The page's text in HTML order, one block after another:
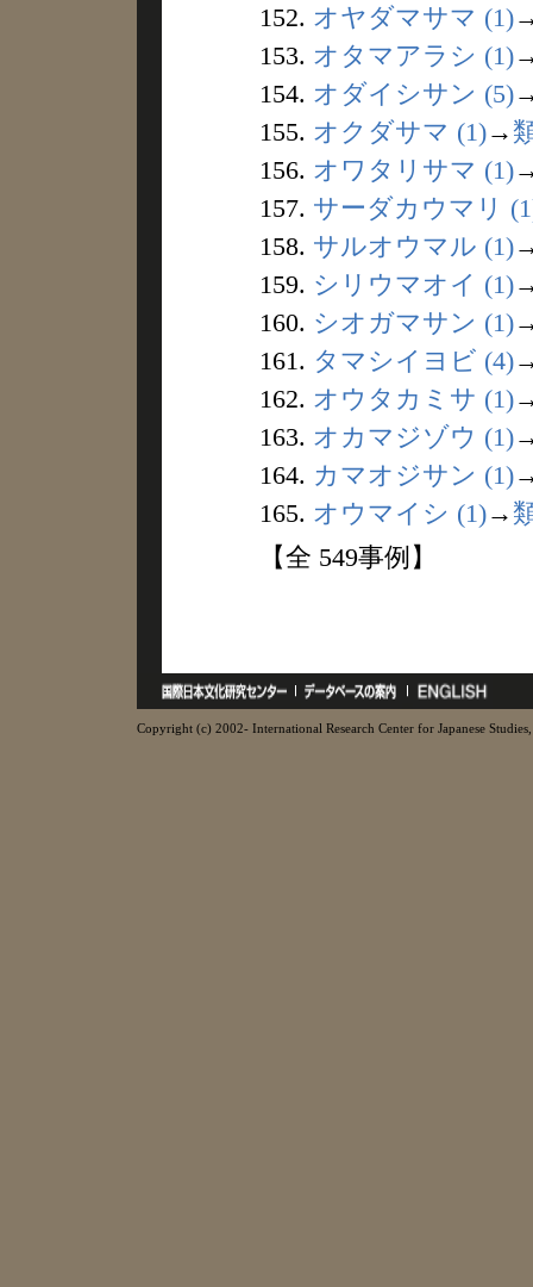
152. オヤダマサマ (1)
153. オタマアラシ (1)
154. オダイシサン (5)
155. オクダサマ (1)→
156. オワタリサマ (1)
157. サーダカウマリ
158. サルオウマル (1)
159. シリウマオイ (1)
160. シオガマサン (1)
161. タマシイヨビ (4)
162. オウタカミサ (1)
163. オカマジゾウ (1)
164. カマオジサン (1)
165. オウマイシ (1)→
【全 549事例】
Copyright (c) 2002- International Research Center for Japanese